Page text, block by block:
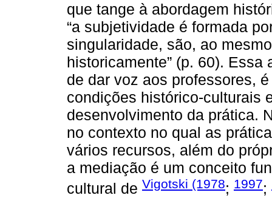
que tange à abordagem
“a subjetividade é formada
singularidade, são, ao
historicamente” (p. 60).
de dar voz aos professores,
condições histórico-culturais
desenvolvimento da prática.
no contexto no qual as
vários recursos, além do
a mediação é um conceito
cultural de Vigotski (1978; 1997;